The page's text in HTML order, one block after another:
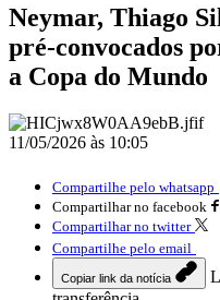
Neymar, Thiago
pré-convocados
a Copa do Mundo
11/05/2026 às 10:05
Compartilhe pelo whatsapp
Compartilhar no facebook
Compartilhar no twitter
Compartilhe pelo email
Copiar link da notícia